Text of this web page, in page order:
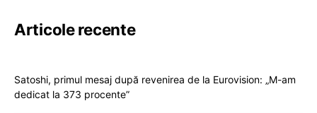
Articole recente
Satoshi, primul mesaj după revenirea de la Eurovision: „M-am
dedicat la 373 procente”